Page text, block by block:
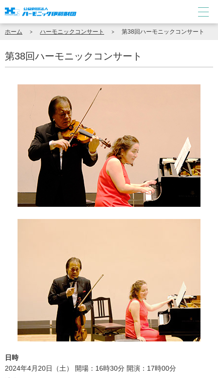
ホーム ハーモニックコンサート 第38回ハーモニックコンサート
第38回ハーモニックコンサート
日時
2024年4月20日（土） 開場：16時30分 開演：17時00分